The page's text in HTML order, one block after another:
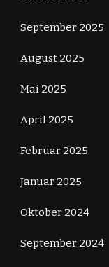
September 2025
August 2025
Mai 2025
April 2025
Februar 2025
Januar 2025
Oktober 2024
September 2024